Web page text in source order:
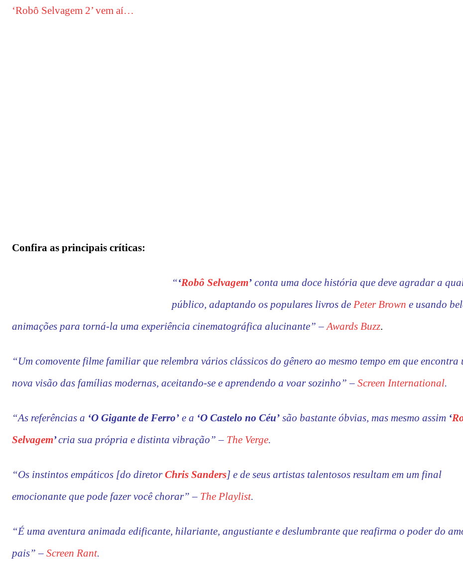
‘Robô Selvagem 2’ vem aí…
Confira as principais críticas:
“‘Robô Selvagem’ conta uma doce história que deve agradar a
público, adaptando os populares livros de Peter Brown e usando
animações para torná-la uma experiência cinematográfica alucinante” – Awards Buzz.
“Um comovente filme familiar que relembra vários clássicos do gênero ao mesmo tempo em que encontra
nova visão das famílias modernas, aceitando-se e aprendendo a voar sozinho” – Screen International.
“As referências a ‘O Gigante de Ferro’ e a ‘O Castelo no Céu’ são bastante óbvias, mas mesmo assim ‘
Selvagem’cria sua própria e distinta vibração” – The Verge.
“Os instintos empáticos [do diretorChris Sanders] e de seus artistas talentosos resultam em um final
emocionante que pode fazer você chorar” – The Playlist.
“É uma aventura animada edificante, hilariante, angustiante e deslumbrante que reafirma o poder do
pais” – Screen Rant.